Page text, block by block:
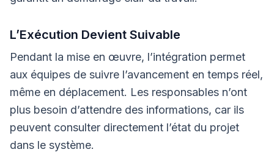
L’Exécution Devient Suivable
Pendant la mise en œuvre, l’intégration permet
aux équipes de suivre l’avancement en temps réel,
même en déplacement. Les responsables n’ont
plus besoin d’attendre des informations, car ils
peuvent consulter directement l’état du projet
dans le système.